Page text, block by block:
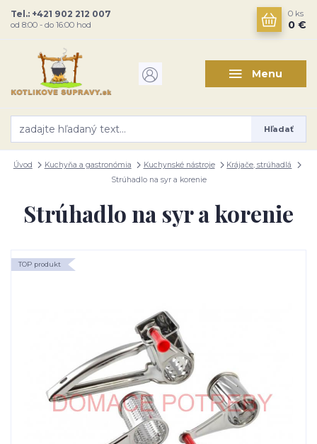
Menu
Hľadať
Tel.: +421 902 212 007
od 8:00 - do 16:00 hod
0 ks
0 €
Úvod Kuchyňa a gastronómia Kuchynské nástroje
Krájače, strúhadlá
Strúhadlo na syr a korenie
Strúhadlo na syr a korenie
TOP produkt